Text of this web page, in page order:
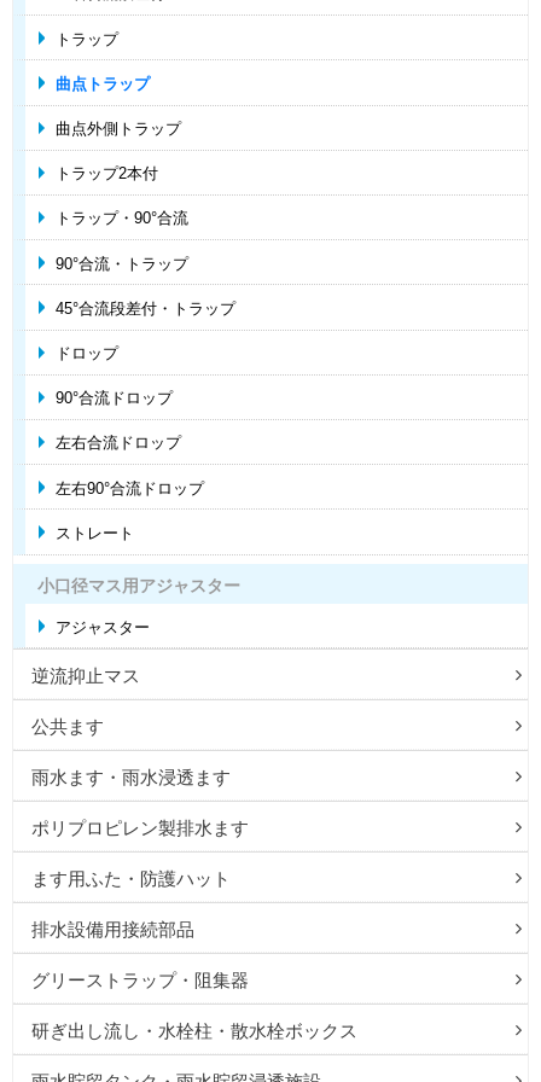
トラップ
曲点トラップ
曲点外側トラップ
トラップ2本付
トラップ・90°合流
90°合流・トラップ
45°合流段差付・トラップ
ドロップ
90°合流ドロップ
左右合流ドロップ
左右90°合流ドロップ
ストレート
小口径マス用アジャスター
アジャスター
逆流抑止マス
公共ます
雨水ます・雨水浸透ます
ポリプロピレン製排水ます
ます用ふた・防護ハット
排水設備用接続部品
グリーストラップ・阻集器
研ぎ出し流し・水栓柱・散水栓ボックス